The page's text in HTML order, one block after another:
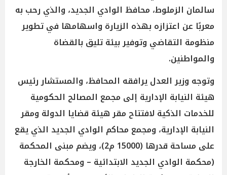
سالمان الزملوط، محافظ الوادي الجديد، والذي رحب به
معربًا عن اعتزازه بهذه الزيارة واسهامها في تطوير
منظومة التقاضي وتوفير بيئة تليق بالقضاة
والمواطنين.
وتوجه وزير العدل يرافقه المحافظ، والمستشار رئيس
هيئة النيابة الإدارية إلى مجمع المصالح الحكومية
للخدمات الذكية لافتتاح مقر هيئة قضايا الدولة ومقر
النيابة الإدارية، ومجمع محاكم الوادي الجديد الذي يقع
على مساحة قدرها (15000 م2)، ويضم مبنى المحكمة
(محكمة الوادي الجديد الابتدائية – ومحكمة الخارجة